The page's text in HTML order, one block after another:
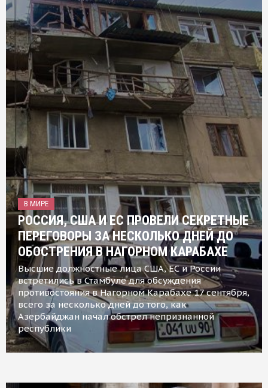
В МИРЕ
РОССИЯ, США И ЕС ПРОВЕЛИ СЕКРЕТНЫЕ
ПЕРЕГОВОРЫ ЗА НЕСКОЛЬКО ДНЕЙ ДО
ОБОСТРЕНИЯ В НАГОРНОМ КАРАБАХЕ
Высшие должностные лица США, ЕС и России
встретились в Стамбуле для обсуждения
противостояния в Нагорном Карабахе 17 сентября,
всего за несколько дней до того, как
Азербайджан начал обстрел непризнанной
республики